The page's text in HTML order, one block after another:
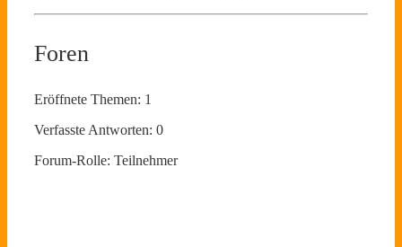
Foren
Eröffnete Themen: 1
Verfasste Antworten: 0
Forum-Rolle: Teilnehmer